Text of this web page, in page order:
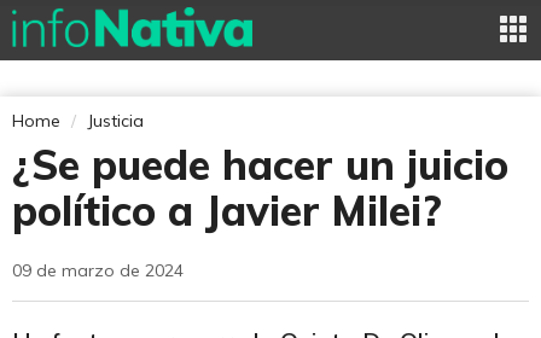
Home Justicia
¿Se puede hacer un juicio
político a Javier Milei?
09 de marzo de 2024